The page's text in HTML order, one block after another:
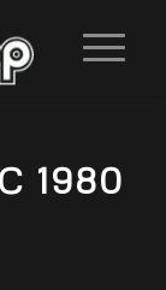
1980